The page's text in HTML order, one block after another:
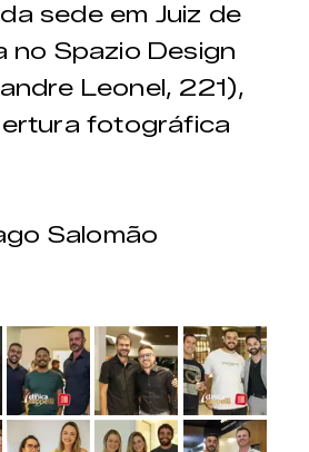
sede em Juiz de
no Spazio Design
Leonel, 221),
fotográfica
Salomão
&nbsp; &nbsp; &nbsp;
&nbsp; &nbsp; &nbsp;